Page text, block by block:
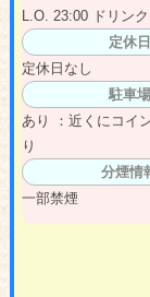
L.O. 23:00 ドリンク
定休日
定休日なし
駐車場
あり ：近くにコイ
り
分煙情
一部禁煙